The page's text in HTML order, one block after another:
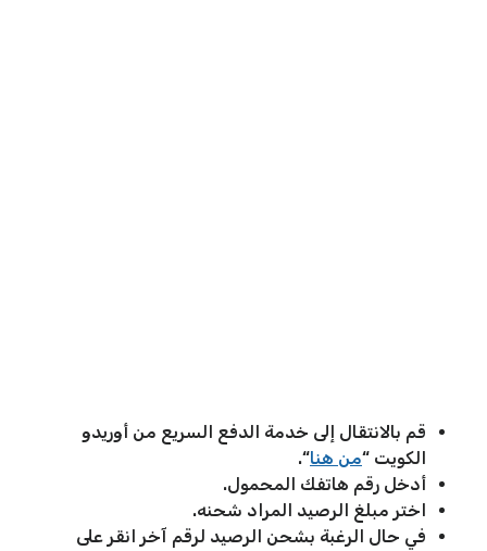
قم بالانتقال إلى خدمة الدفع السريع من أوريدو
الكويت “من هنا“.
أدخل رقم هاتفك المحمول.
اختر مبلغ الرصيد المراد شحنه.
في حال الرغبة بشحن الرصيد لرقم آخر انقر على